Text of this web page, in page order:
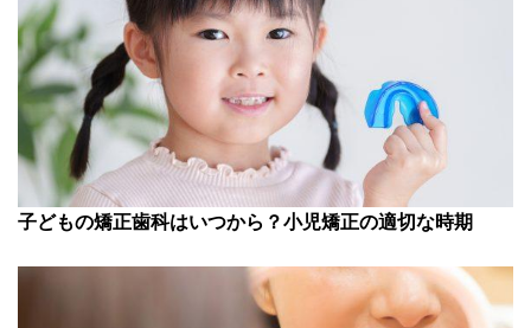
子どもの矯正歯科はいつから？小児矯正の適切な時期